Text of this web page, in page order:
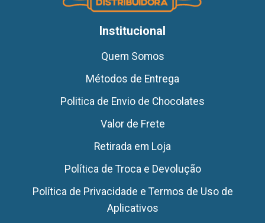
Institucional
Quem Somos
Métodos de Entrega
Politica de Envio de Chocolates
Valor de Frete
Retirada em Loja
Política de Troca e Devolução
Política de Privacidade e Termos de Uso de
Aplicativos